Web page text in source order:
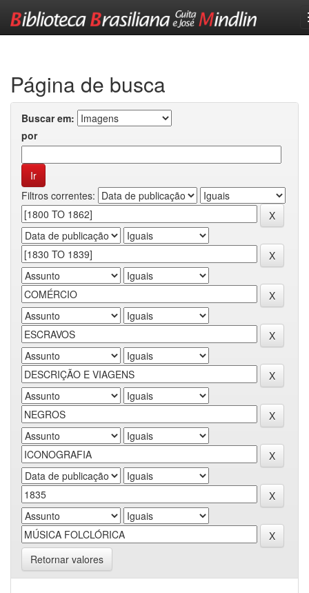
Página de busca
Buscar em:
por
Filtros correntes:
Retornar valores